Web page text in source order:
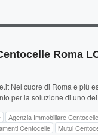
Roma
Nel cuore di Roma e più
per la soluzione di uno dei
Agenzia Immobiliare Centocelle
Centocelle Mutui